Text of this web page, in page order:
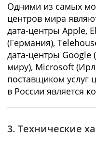
Одними из самых
центров мира
дата-центры Apple,
(Германия),
дата-центры
миру), Microsoft
поставщиком услуг
в России является
3. Технические